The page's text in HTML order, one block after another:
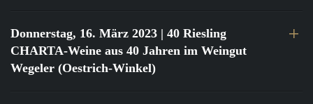
Donnerstag, 16. März 2023 | 40 Riesling
CHARTA-Weine aus 40 Jahren im Weingut
Wegeler (Oestrich-Winkel)